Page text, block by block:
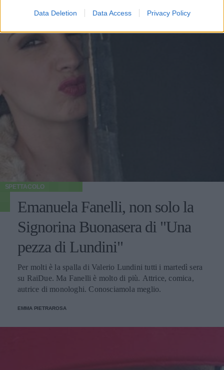
Data Deletion Data Access Privacy Policy
SPETTACOLO
Emanuela Fanelli, non solo la
Signorina Buonasera di "Una
pezza di Lundini"
Per molti è la spalla di Valerio Lundini tutti i martedì sera
su RaiDue. Ma Fanelli è molto di più. Attrice, comica,
autrice di monologhi. Conosciamola meglio.
EMMA PIETRAROSA